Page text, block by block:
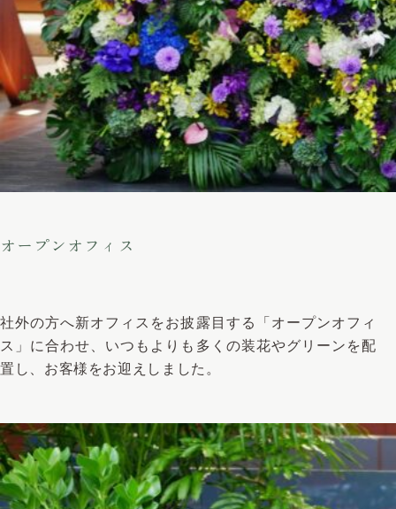
オープンオフィス
社外の方へ新オフィスをお披露目する「オープンオフィ
ス」に合わせ、いつもよりも多くの装花やグリーンを配
置し、お客様をお迎えしました。